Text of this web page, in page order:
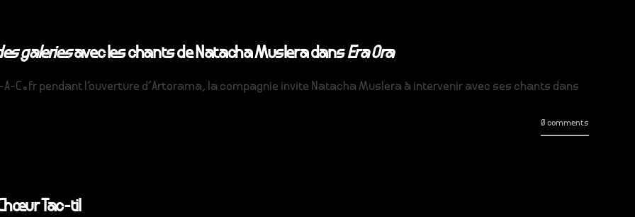
galeriesavec les chants de Natacha Muslera dansEra Ora
A-C.fr pendant l'ouverture d'Artorama, la compagnie invite Natacha Muslera à intervenir avec ses chants dans
0 comments
Tac-til